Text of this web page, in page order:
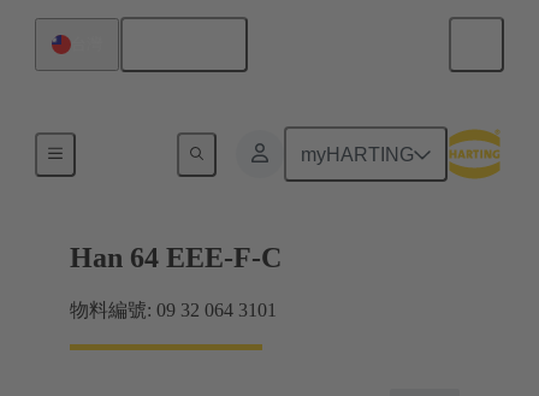
myHARTING
電流高達 16 A
Han 64 EEE-F-C
物料編號: 09 32 064 3101